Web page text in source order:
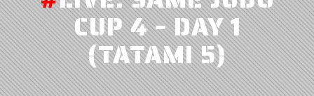
CUP 4 – DAY 1
(TATAMI 5)